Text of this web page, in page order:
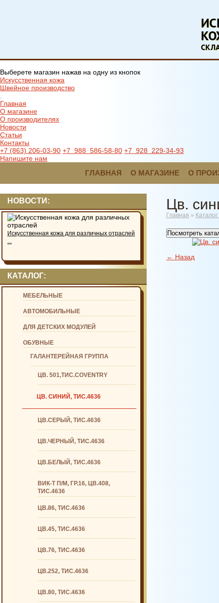
Выберете магазин нажав на одну из кнопок
Искусственная кожа
Швейное производство
Главная
О магазине
О производителях
Новости
Статьи
Контакты
+7 (863) 206-03-90 +7 988 586-58-80 +7 928 229-34-93
Напишите нам
ГЛАВНАЯ О МАГАЗИНЕ О
НОВОСТИ:
Искусственная кожа для различных отраслей
...
КАТАЛОГ:
МЕБЕЛЬНЫЕ
АВТОМОБИЛЬНЫЕ
ДЛЯ ДЕТСКИХ МОДУЛЕЙ
ОБУВНЫЕ
ГАЛАНТЕРЕЙНАЯ ГРУППА
ЦВ. 501,ТИС.COVENTRY
ЦВ. СИНИЙ, ТИС.4636
ЦВ.СЕРЫЙ, ТИС.4636
ЦВ.ЧЕРНЫЙ, ТИС.4636
ЦВ.БЕЛЫЙ, ТИС.4636
ВИК-Т П/М, ГР.16, ЦВ.408,
ТИС.4636
ЦВ.86, ТИС.4636
ЦВ.45, ТИС.4636
ЦВ.76, ТИС.4636
ЦВ.252, ТИС.4636
ЦВ.80, ТИС.4636
Цв.
Главная » Каталог
Посмотреть
← Назад